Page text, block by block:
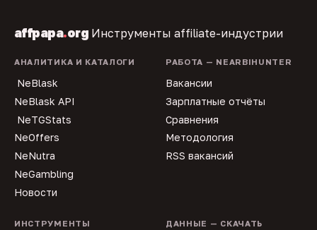
affpapa.org Инструменты affiliate-индустрии
АНАЛИТИКА И КАТАЛОГИ
NeBlask
NeBlask API
NeTGStats
NeOffers
NeNutra
NeGambling
Новости
РАБОТА — NEARBIHUNTER
Вакансии
Зарплатные отчёты
Сравнения
Методология
RSS вакансий
ИНСТРУМЕНТЫ ДАННЫЕ — СКАЧАТЬ